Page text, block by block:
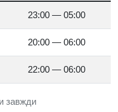
23:00 — 05:00
20:00 — 06:00
22:00 — 06:00
завжди